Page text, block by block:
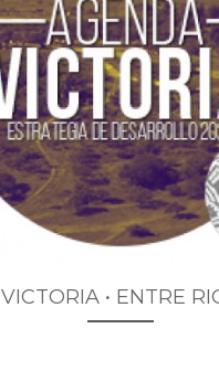
VICTORIA • ENTRE